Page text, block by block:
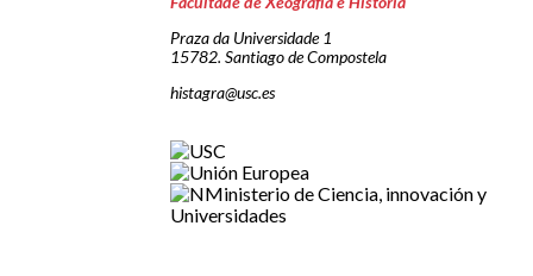
Praza da Universidade 1
15782. Santiago de Compostela
histagra@usc.es